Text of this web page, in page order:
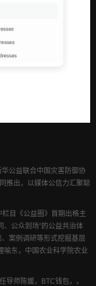
华公益联合中国灾害防御协
推出，以媒体公信力汇聚聪
目《公益圈》首期出格主
、公众到场”的公益共治体
案例调研等形式挖掘基层
喻东，中国农业科学院农业
导师陈媛，BTC钱包，。